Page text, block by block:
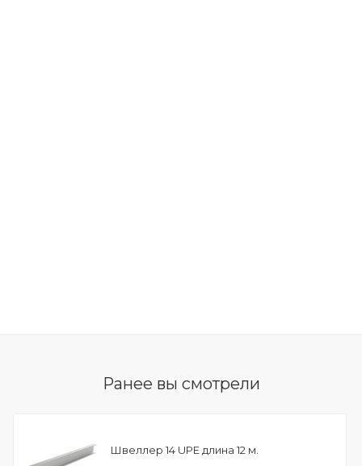
Ранее вы смотрели
Швеллер 14 UPE длина 12 м.